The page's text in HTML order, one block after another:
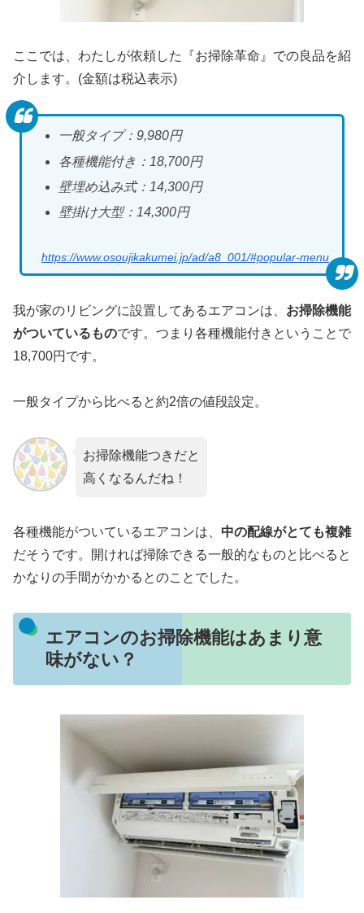
ここでは、わたしが依頼した『お掃除革命』での良品を紹
介します。(金額は税込表示)
一般タイプ：9,980円
各種機能付き：18,700円
壁埋め込み式：14,300円
壁掛け大型：14,300円
https://www.osoujikakumei.jp/ad/a8_001/#popular-menu
我が家のリビングに設置してあるエアコンは、 お掃除機能
がついているものです。つまり各種機能付きということで
18,700円です。
一般タイプから比べると約2倍の値段設定。
お掃除機能つきだと
高くなるんだね！
各種機能がついているエアコンは、 中の配線がとても複雑
だそうです。開ければ掃除できる一般的なものと比べると
かなりの手間がかかるとのことでした。
エアコンのお掃除機能はあまり意
味がない？